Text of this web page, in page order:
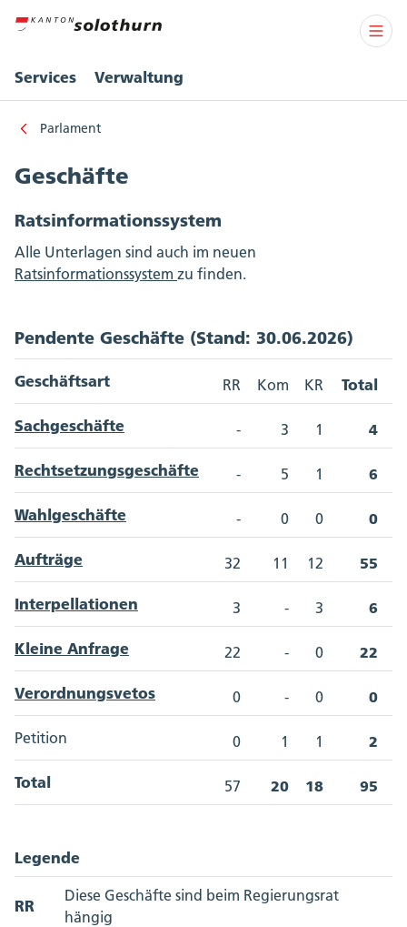
Services Verwaltung
Parlament
Geschäfte
Ratsinformationssystem
Alle Unterlagen sind auch im neuen
Ratsinformationssystem zu finden.
Pendente Geschäfte (Stand: 30.06.2026)
Geschäftsart RR Kom KR Total
Sachgeschäfte - 3 1 4
Rechtsetzungsgeschäfte - 5 1 6
Wahlgeschäfte - 0 0 0
Aufträge 32 11 12 55
Interpellationen 3 - 3 6
Kleine Anfrage 22 - 0 22
Verordnungsvetos 0 - 0 0
Petition 0 1 1 2
Total 57 20 18 95
Legende
RR
Diese Geschäfte sind beim Regierungsrat
hängig